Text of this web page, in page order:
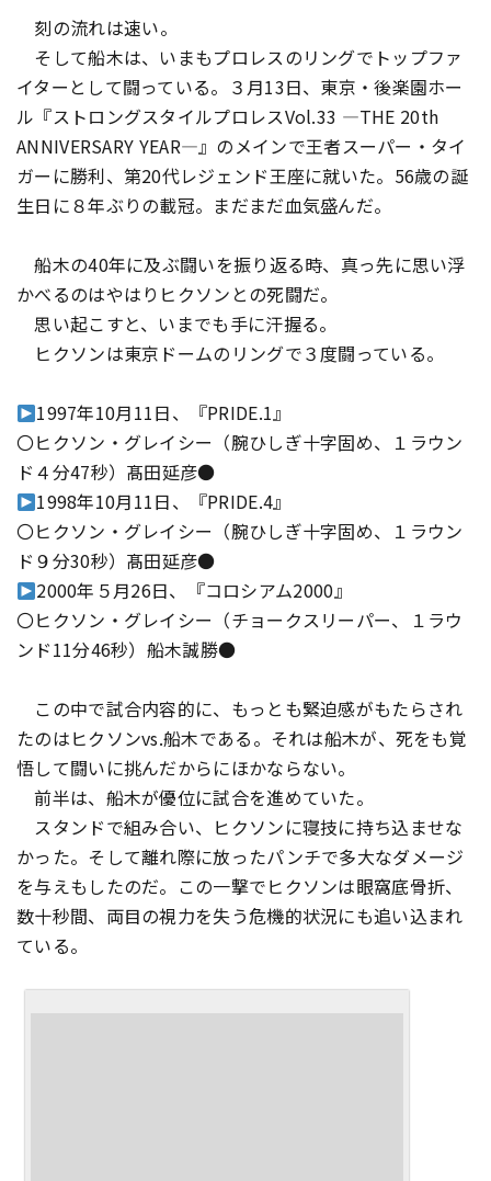
刻の流れは速い――。
そして船木は、いまもプロレスのリングでトップファ
イターとして闘っている。３月13日、東京・後楽園ホー
ル『ストロングスタイルプロレスVol.33 ―THE 20th
ANNIVERSARY YEAR―』のメインで王者スーパー・タイ
ガーに勝利、第20代レジェンド王座に就いた。56歳の誕
生日に８年ぶりの載冠。まだまだ血気盛んだ。
船木の40年に及ぶ闘いを振り返る時、真っ先に思い浮
かべるのはやはりヒクソンとの死闘だ。
思い起こすと、いまでも手に汗握る。
ヒクソンは東京ドームのリングで３度闘っている。
1997年10月11日、『PRIDE.1』
〇ヒクソン・グレイシー（腕ひしぎ十字固め、１ラウン
ド４分47秒）髙田延彦●
1998年10月11日、『PRIDE.4』
〇ヒクソン・グレイシー（腕ひしぎ十字固め、１ラウン
ド９分30秒）髙田延彦●
2000年５月26日、『コロシアム2000』
〇ヒクソン・グレイシー（チョークスリーパー、１ラウ
ンド11分46秒）船木誠勝●
この中で試合内容的に、もっとも緊迫感がもたらされ
たのはヒクソンvs.船木である。それは船木が、死をも覚
悟して闘いに挑んだからにほかならない。
前半は、船木が優位に試合を進めていた。
スタンドで組み合い、ヒクソンに寝技に持ち込ませな
かった。そして離れ際に放ったパンチで多大なダメージ
を与えもしたのだ。この一撃でヒクソンは眼窩底骨折、
数十秒間、両目の視力を失う危機的状況にも追い込まれ
ている。